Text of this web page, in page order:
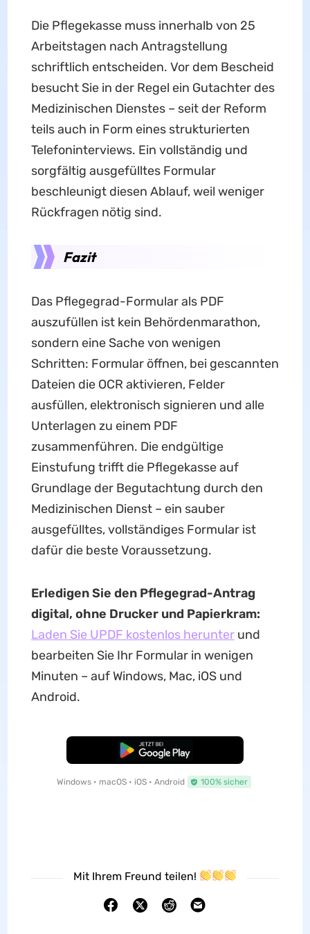
Die Pflegekasse muss innerhalb von 25
Arbeitstagen nach Antragstellung
schriftlich entscheiden. Vor dem Bescheid
besucht Sie in der Regel ein Gutachter des
Medizinischen Dienstes – seit der Reform
teils auch in Form eines strukturierten
Telefoninterviews. Ein vollständig und
sorgfältig ausgefülltes Formular
beschleunigt diesen Ablauf, weil weniger
Rückfragen nötig sind.
Fazit
Das Pflegegrad-Formular als PDF
auszufüllen ist kein Behördenmarathon,
sondern eine Sache von wenigen
Schritten: Formular öffnen, bei gescannten
Dateien die OCR aktivieren, Felder
ausfüllen, elektronisch signieren und alle
Unterlagen zu einem PDF
zusammenführen. Die endgültige
Einstufung trifft die Pflegekasse auf
Grundlage der Begutachtung durch den
Medizinischen Dienst – ein sauber
ausgefülltes, vollständiges Formular ist
dafür die beste Voraussetzung.
Erledigen Sie den Pflegegrad-Antrag
digital, ohne Drucker und Papierkram:
Laden Sie UPDF kostenlos herunterund
bearbeiten Sie Ihr Formular in wenigen
Minuten – auf Windows, Mac, iOS und
Android.
Kostenloser Download
Windows • macOS • iOS • Android 100% sicher
Mit Ihrem Freund teilen!